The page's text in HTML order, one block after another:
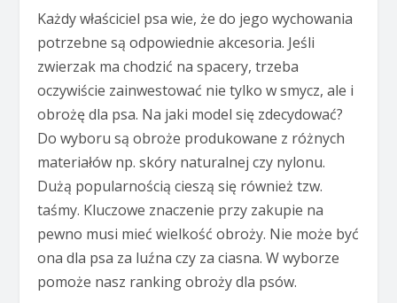
Każdy właściciel psa wie, że do jego wychowania
potrzebne są odpowiednie akcesoria. Jeśli
zwierzak ma chodzić na spacery, trzeba
oczywiście zainwestować nie tylko w smycz, ale i
obrożę dla psa. Na jaki model się zdecydować?
Do wyboru są obroże produkowane z różnych
materiałów np. skóry naturalnej czy nylonu.
Dużą popularnością cieszą się również tzw.
taśmy. Kluczowe znaczenie przy zakupie na
pewno musi mieć wielkość obroży. Nie może być
ona dla psa za luźna czy za ciasna. W wyborze
pomoże nasz ranking obroży dla psów.